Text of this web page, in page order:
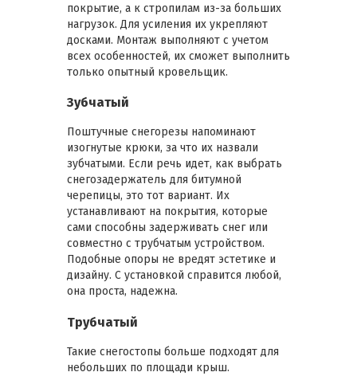
покрытие, а к стропилам из-за больших
нагрузок. Для усиления их укрепляют
досками. Монтаж выполняют с учетом
всех особенностей, их сможет выполнить
только опытный кровельщик.
Зубчатый
Поштучные снегорезы напоминают
изогнутые крюки, за что их назвали
зубчатыми. Если речь идет, как выбрать
снегозадержатель для битумной
черепицы, это тот вариант. Их
устанавливают на покрытия, которые
сами способны задерживать снег или
совместно с трубчатым устройством.
Подобные опоры не вредят эстетике и
дизайну. С установкой справится любой,
она проста, надежна.
Трубчатый
Такие снегостопы больше подходят для
небольших по площади крыш.